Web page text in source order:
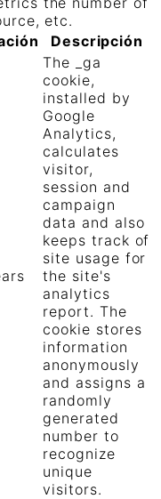
etc.
Descripción
The _ga
cookie,
installed by
Google
Analytics,
calculates
visitor,
session and
campaign
data and also
keeps track of
site usage for
the site's
analytics
report. The
cookie stores
information
anonymously
and assigns a
randomly
generated
number to
recognize
unique
visitors.